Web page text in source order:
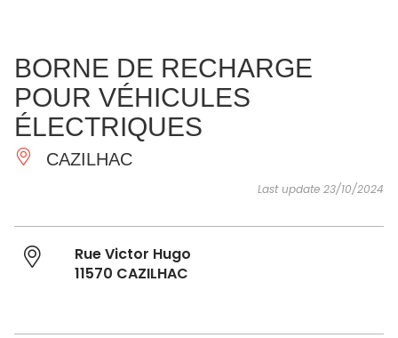
ESSENTIAL
AND
DO
INSPIRATIONS AGENDA
BORNE DE RECHARGE
POUR VÉHICULES
ÉLECTRIQUES
CAZILHAC
Last update 23/10/2024
Rue Victor Hugo
11570 CAZILHAC